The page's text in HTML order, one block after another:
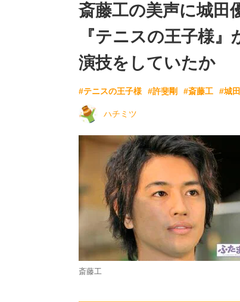
斎藤工の美声に城
『テニスの王子様
演技をしていたか
#テニスの王子様 #許斐剛 #斎藤工 #城
ハチミツ
斎藤工